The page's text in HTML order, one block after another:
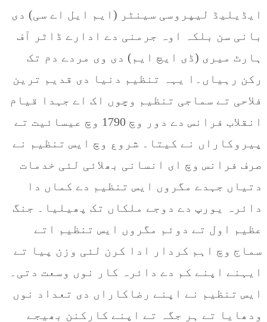
ایڈیلیڈ لیپروسی سینٹر (ایم ایل اے سی) دی
بانی سن بلکہ اوہ جرمنی دے ادارے ڈاٹر آف
ہارٹ میری (ڈی ایچ ایم) دی وی مردے دم تک
رکن رہیاں۔ا یہہ تنظیم دنیا دی قدیم ترین
فلاحی تے سماجی تنظیم وچوں اک اے جہدا قیام
انقلاب فرانس دے دور وچ 1790 وچ عیسائیت تے
پیروکاراں نے کیتا۔ شروع وچ ایس تنظیم نے
صرف فرانس وچ ای انسانی بھلائی لئی خدمات
دتیاں جہدے مگروں ایس تنظیم دے کماں دا
دائرہ یورپ دے دوجے ملکاں تک پھیلیا۔ جنگ
عظیم اول تے دوئم مگروں ایس تنظیم اتے
سماج وچ اہم کردار ادا کرن لئی وزن پیا تے
ایہنے اپنے کم دے دائرہ کار نوں وسعت دتی۔
ایس تنظیم نے اپنے رضاکاراں دی تعداد نوں
ودھایا تے ہر جگہ تے اپنے کارکنن بھیجے